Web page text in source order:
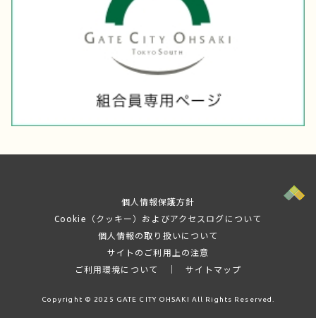
個人情報保護方針
Cookie（クッキー）およびアクセスログについて
個人情報の取り扱いについて
サイトのご利用上の注意
ご利用環境について
│サイトマップ
Copyright © 2025 GATE CITY OHSAKI All Rights Reserved.